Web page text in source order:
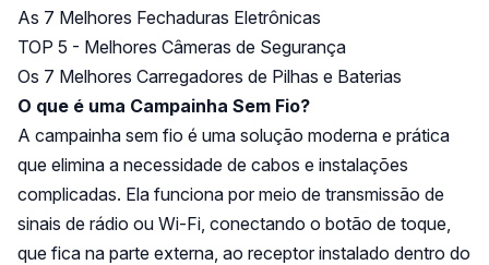
As 7 Melhores Fechaduras Eletrônicas
TOP 5 - Melhores Câmeras de Segurança
Os 7 Melhores Carregadores de Pilhas e Baterias
O que é uma Campainha Sem Fio?
A campainha sem fio é uma solução moderna e prática
que elimina a necessidade de cabos e instalações
complicadas. Ela funciona por meio de transmissão de
sinais de rádio ou Wi-Fi, conectando o botão de toque,
que fica na parte externa, ao receptor instalado dentro do